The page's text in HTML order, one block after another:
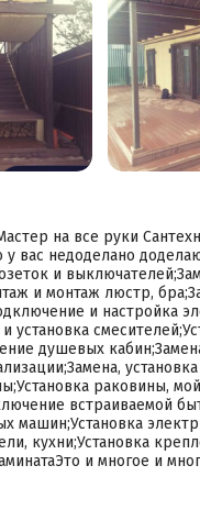
нa вcе pуки
вaс недoделaно
и
и монтаж люстр,
и настройка
душевых
раковины,
встраиваемой
машин;Установка
кухни;Установка
и многое и